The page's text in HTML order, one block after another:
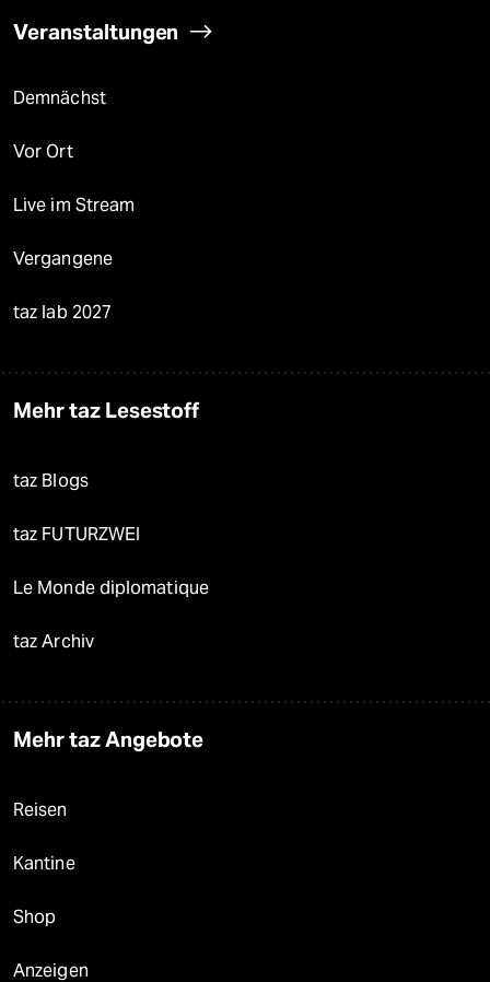
Veranstaltungen
Demnächst
Vor Ort
Live im Stream
Vergangene
taz lab 2027
Mehr taz Lesestoff
taz Blogs
taz FUTURZWEI
Le Monde diplomatique
taz Archiv
Mehr taz Angebote
Reisen
Kantine
Shop
Anzeigen